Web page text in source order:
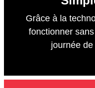
Grâce à la
fonctionner
journée